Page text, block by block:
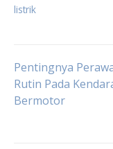
listrik
Post
Pentingnya
Rutin Pada
Bermotor